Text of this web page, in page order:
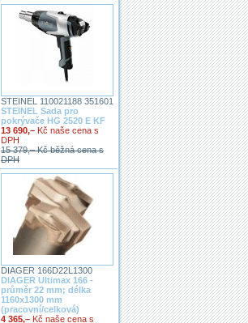
STEINEL 110021188 351601
STEINEL Sada pro
pokrývače HG 2520 E KF
13 690,– Kč naše cena s
DPH
15 379,– Kč běžná cena s
DPH
DIAGER 166D22L1300
DIAGER Ultimax 166 -
průměr 22 mm; délka
1160x1300 mm
(pracovní/celková)
4 365,– Kč naše cena s